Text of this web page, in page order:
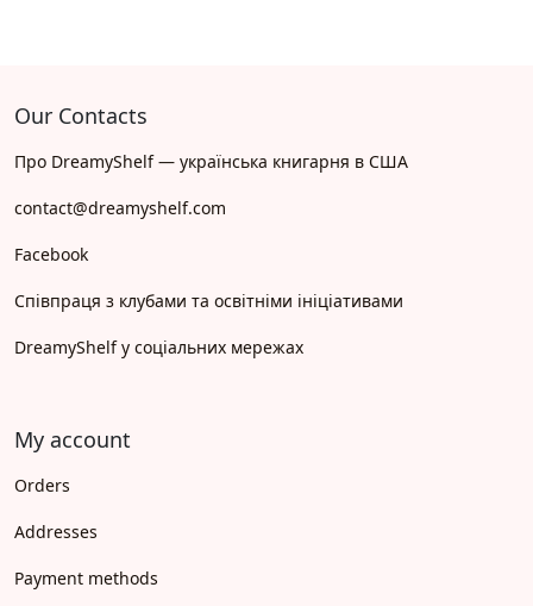
Our Contacts
Про DreamyShelf — українська книгарня в США
contact@dreamyshelf.com
Facebook
Співпраця з клубами та освітніми ініціативами
DreamyShelf у соціальних мережах
My account
Orders
Addresses
Payment methods